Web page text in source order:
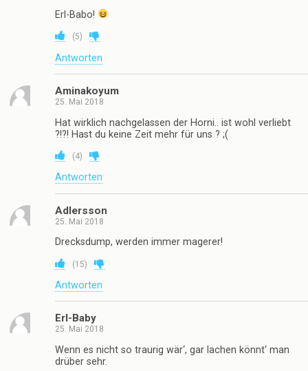
Erl-Babo!
(5)
Antworten
Aminakoyum
25. Mai 2018
Hat wirklich nachgelassen der Horni.. ist wohl verliebt
?!?! Hast du keine Zeit mehr für uns ? ;(
(4)
Antworten
Adlersson
25. Mai 2018
Drecksdump, werden immer magerer!
(15)
Antworten
Erl-Baby
25. Mai 2018
Wenn es nicht so traurig wär‘, gar lachen könnt‘ man
drüber sehr.